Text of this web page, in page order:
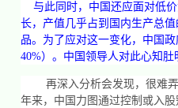
与此同时，中国还应面对低
长，产值几乎占到国内生产总
品。为了应对这一变化，中国
40%）。中国领导人对此心知
再深入分析会发现，很难
年来，中国力图通过控制或入